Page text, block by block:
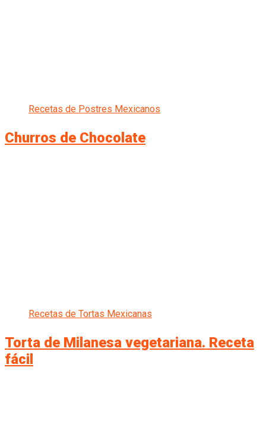
Recetas de Postres Mexicanos
Churros de Chocolate
Recetas de Tortas Mexicanas
Torta de Milanesa vegetariana. Receta
fácil